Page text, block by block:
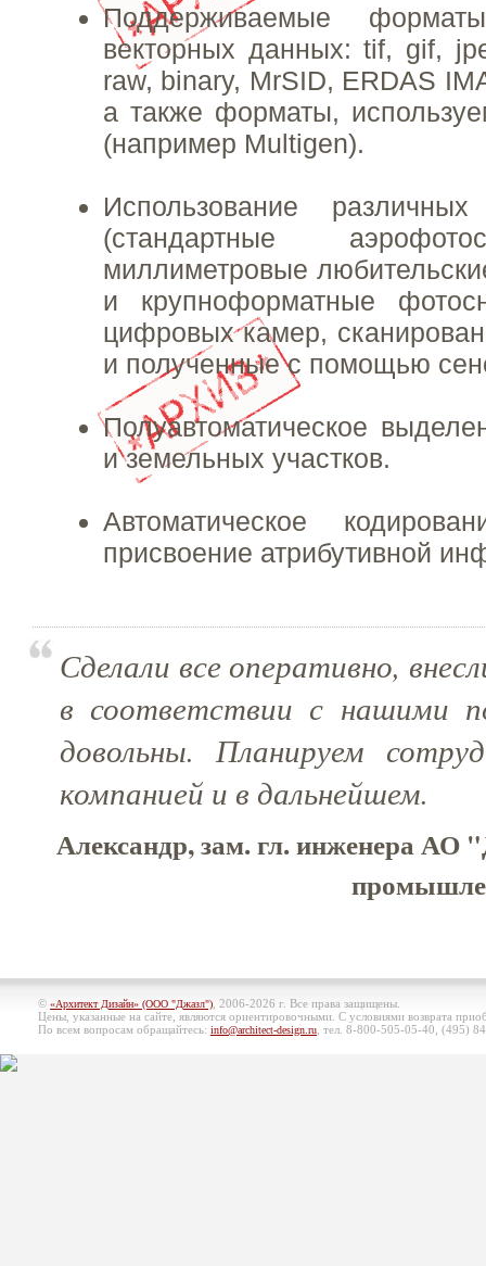
Поддерживаемые
векторных данных: tif, gif,
raw, binary, MrSID, ERDAS
а также форматы,
(например Multigen).
Использование
(стандартные
миллиметровые
и крупноформатные
цифровых камер,
и полученные с помощью
Полуавтоматическое
и земельных участков.
Автоматическое
присвоение атрибутивной
Сделали все оперативно,
в соответствии с нашими
довольны. Планируем
компанией и в дальнейшем.
Александр, зам. гл. инженера АО
© «Архитект Дизайн» (ООО "Джазл") , 2006-2026 г. Все права защищены.
Цены, указанные на сайте, являются ориентировочными. С условиями возврата
По всем вопросам обращайтесь: info@architect-design.ru , тел. 8-800-505-05-40, (495)